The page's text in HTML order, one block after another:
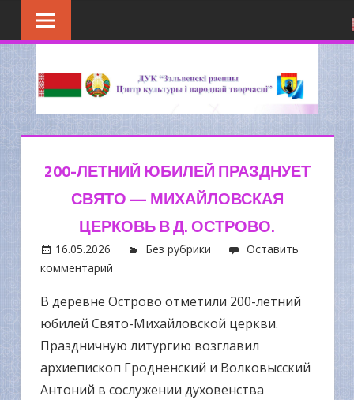
Перейти
200-ЛЕТНИЙ ЮБИЛЕЙ ПРАЗДНУЕТ
СВЯТО — МИХАЙЛОВСКАЯ
ЦЕРКОВЬ В Д. ОСТРОВО.
16.05.2026 Без рубрики
Оставить
комментарий
В деревне Острово отметили 200-летний
юбилей Свято-Михайловской церкви.
Праздничную литургию возглавил
архиепископ Гродненский и Волковысский
Антоний в сослужении духовенства